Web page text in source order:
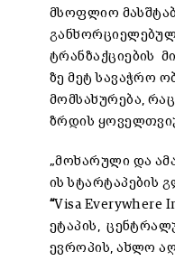
მსოფლიო
ტრანზაქციების
ზე მეტ სავაჭრო
მომსახურება,
ზრდის
„მოხარული და
ის სტარტაპების
“Visa Everywhere
ეტაპის,
ევროპის, ახლო